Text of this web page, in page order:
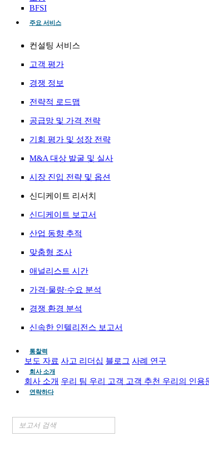
BFSI
주요 서비스
컨설팅 서비스
고객 평가
경쟁 정보
전략적 로드맵
공급망 및 가격 전략
기회 평가 및 성장 전략
M&A 대상 발굴 및 실사
시장 진입 전략 및 옵션
신디케이트 리서치
신디케이트 보고서
산업 동향 추적
맞춤형 조사
애널리스트 시간
가격·물량·수요 분석
경쟁 환경 분석
신속한 인텔리전스 보고서
통찰력
보도 자료 사고 리더십 블로그 사례 연구
회사 소개
회사 소개 우리 팀 우리 고객 고객 추천 우리의 인용
연락하다